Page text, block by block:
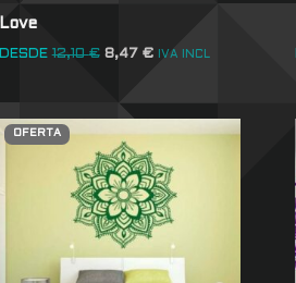
Love
DESDE 12,10€ 8,47 € IVA INCL
OFERTA